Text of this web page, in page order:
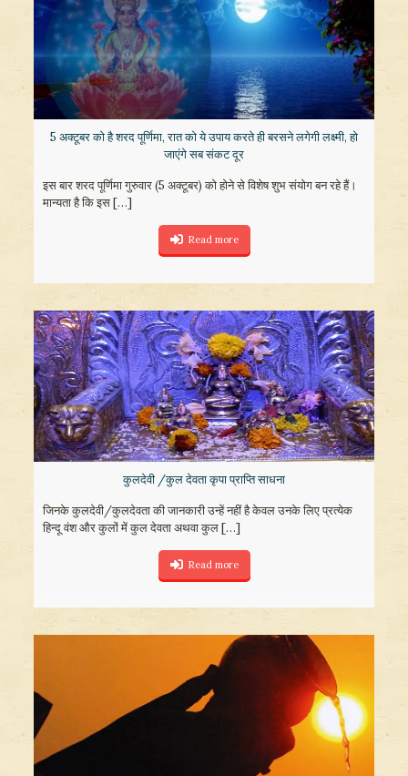
5 अक्टूबर को है शरद पूर्णिमा, रात को ये उपाय करते ही बरसने लगेगी लक्ष्मी, हो
जाएंगे सब संकट दूर
इस बार शरद पूर्णिमा गुरुवार (5 अक्टूबर) को होने से विशेष शुभ संयोग बन रहे हैं।
मान्यता है कि इस[…]
Read more
कुलदेवी /कुल देवता कृपा प्राप्ति साधना
जिनके कुलदेवी/कुलदेवता की जानकारी उन्हें नहीं है केवल उनके लिए प्रत्येक
हिन्दू वंश और कुलों में कुल देवता अथवा कुल[…]
Read more